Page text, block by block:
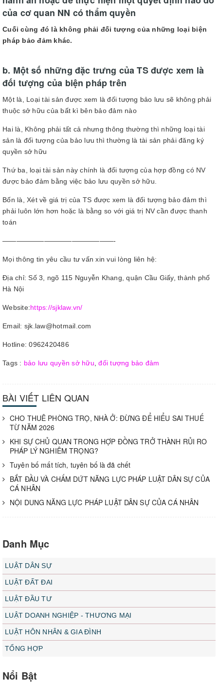
của cơ quan NN có thẩm quyền
Cuối cùng đó là không phải đối tượng của những loại biện
pháp bảo đảm khác.
b. Một số những đặc trưng của TS được xem là
đối tượng của biện pháp trên
Một là, Loại tài sản được xem là đối tượng bảo lưu sẽ không phải
thuộc sở hữu của bất kì bên bảo đảm nào
Hai là, Không phải tất cả nhưng thông thường thì những loại tài
sản là đối tượng của bảo lưu thì thường là tài sản phải đăng ký
quyền sở hữu
Thứ ba, loại tài sản này chính là đối tượng của hợp đồng có NV
được bảo đảm bằng việc bảo lưu quyền sở hữu.
Bốn là, Xét về giá trị của TS được xem là đối tượng bảo đảm thì
phải luôn lớn hơn hoặc là bằng so với giá trị NV cần được thanh
toán
————————————————-
Mọi thông tin yêu cầu tư vấn xin vui lòng liên hệ:
Địa chỉ: Số 3, ngõ 115 Nguyễn Khang, quận Cầu Giấy, thành phố
Hà Nội
Website:https://sjklaw.vn/
Email: sjk.law@hotmail.com
Hotline: 0962420486
Tags : bảo lưu quyền sở hữu ,đối tượng bảo đảm
BÀI VIẾT LIÊN QUAN
CHO THUÊ PHÒNG TRỌ, NHÀ Ở: ĐỪNG ĐỂ HIỂU SAI THUẾ
TỪ NĂM 2026
KHI SỰ CHỦ QUAN TRONG HỢP ĐỒNG TRỞ THÀNH RỦI RO
PHÁP LÝ NGHIÊM TRỌNG?
Tuyên bố mất tích, tuyên bố là đã chết
BẮT ĐẦU VÀ CHẤM DỨT NĂNG LỰC PHÁP LUẬT DÂN SỰ CỦA
CÁ NHÂN
NỘI DUNG NĂNG LỰC PHÁP LUẬT DÂN SỰ CỦA CÁ NHÂN
Danh Mục
LUẬT DÂN SỰ
LUẬT ĐẤT ĐAI
LUẬT ĐẦU TƯ
LUẬT DOANH NGHIỆP - THƯƠNG MẠI
LUẬT HÔN NHÂN & GIA ĐÌNH
TỔNG HỢP
Nổi Bật